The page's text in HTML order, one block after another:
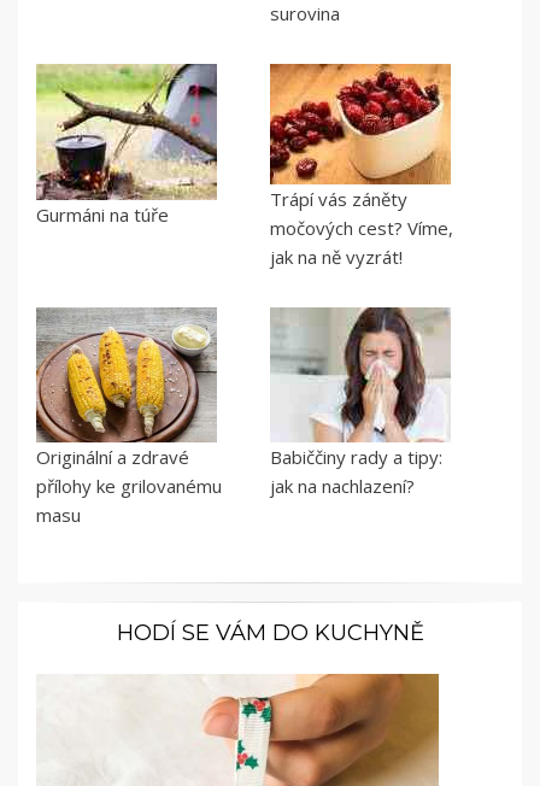
surovina
Gurmáni na túře
Trápí vás záněty
močových cest? Víme,
jak na ně vyzrát!
Originální a zdravé
přílohy ke grilovanému
masu
Babiččiny rady a tipy:
jak na nachlazení?
HODÍ SE VÁM DO KUCHYNĚ